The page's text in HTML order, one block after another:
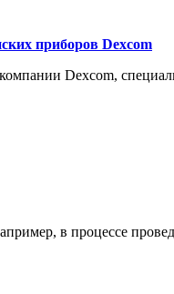
приборов Dexcom
Dexcom,
в процессе